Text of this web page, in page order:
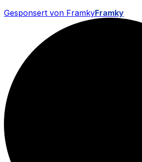
Gesponsert von FramkyFramky